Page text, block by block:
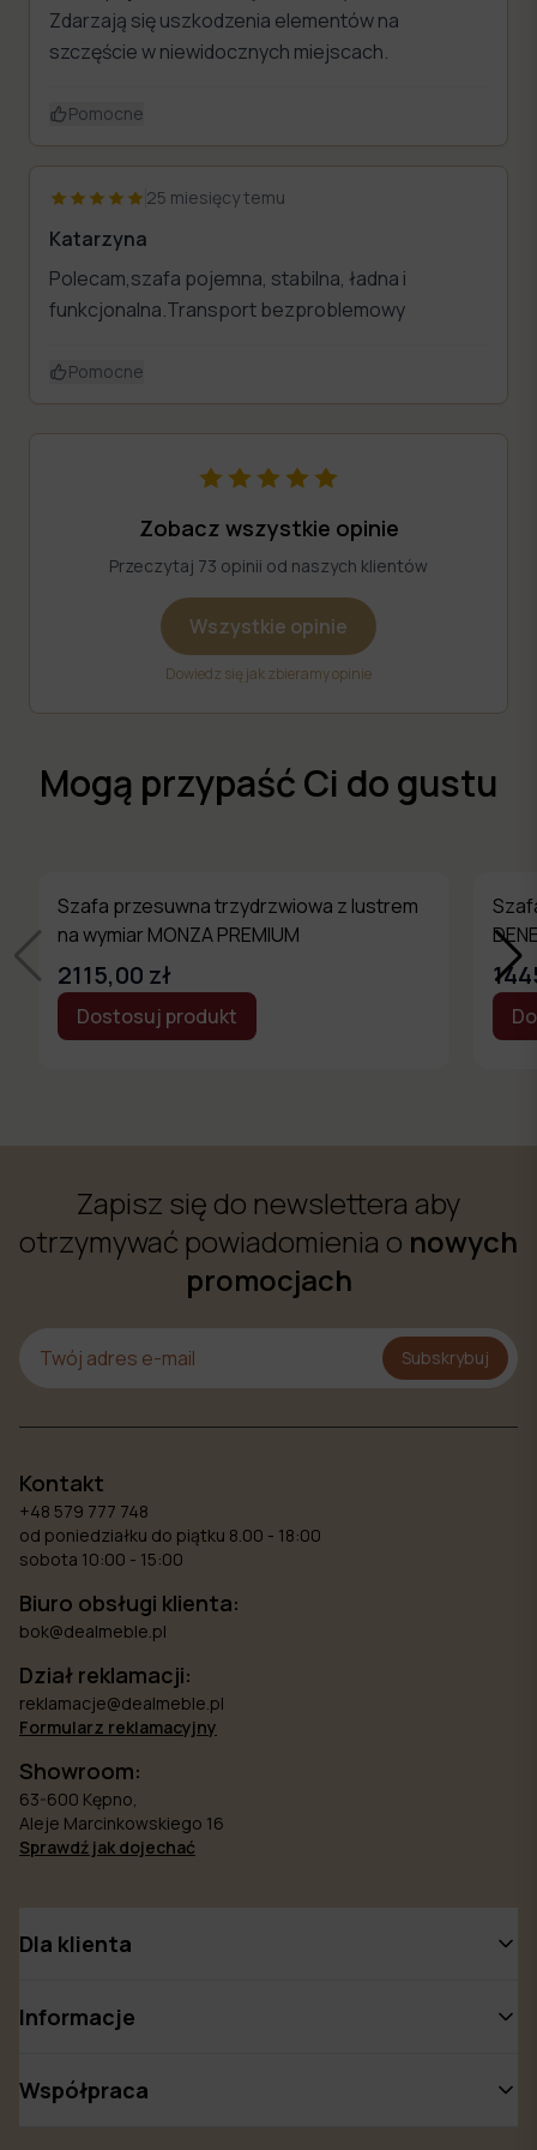
Zdarzają się uszkodzenia elementów na
szczęście w niewidocznych miejscach.
Pomocne
25 miesięcy temu
Katarzyna
Polecam,szafa pojemna, stabilna, ładna i
funkcjonalna.Transport bezproblemowy
Pomocne
Zobacz wszystkie opinie
Przeczytaj 73 opinii od naszych klientów
Wszystkie opinie
Dowiedz się jak zbieramy opinie
Mogą przypaść Ci do gustu
Szafa przesuwna trzydrzwiowa z lustrem
na wymiar MONZA PREMIUM
2115,00 zł
Dostosuj produkt
Zapisz się do newslettera aby
otrzymywać powiadomienia o nowych
promocjach
Subskrybuj
Kontakt
+48 579 777 748
od poniedziałku do piątku 8.00 - 18:00
sobota 10:00 - 15:00
Biuro obsługi klienta:
bok@dealmeble.pl
Dział reklamacji:
reklamacje@dealmeble.pl
Formularz reklamacyjny
Showroom:
63-600 Kępno,
Aleje Marcinkowskiego 16
Sprawdź jak dojechać
Dla klienta
Informacje
Współpraca